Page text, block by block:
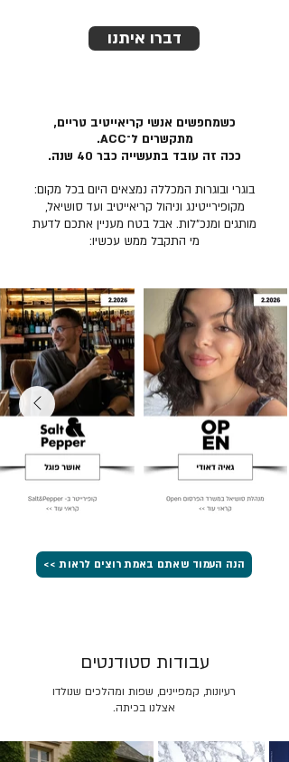
דברו איתנו
כשמחפשים אנשי קריאייטיב טריים,
מתקשרים ל־ACC.
ככה זה עובד בתעשייה כבר 40 שנה.
בוגרי ובוגרות המכללה נמצאים היום בכל מקום:
מקופירייטינג וניהול קריאייטיב ועד סושיאל,
מותגים ומנכ״לות. אבל בטח מעניין אתכם לדעת
מי התקבל ממש עכשיו:
הנה העמוד שאתם באמת רוצים לראות >>
רעיונות, קמפיינים, שפות ומהלכים שנולדו
אצלנו בכיתה.
עבודות סטודנטים